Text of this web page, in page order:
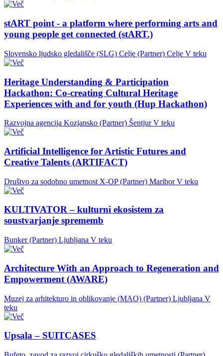
stART point - a platform where performing arts and
young people get connected (stART.)
Slovensko ljudsko gledališče (SLG) Celje (Partner) Celje V teku
Heritage Understanding & Participation
Hackathon: Co-creating Cultural Heritage
Experiences with and for youth (Hup Hackathon)
Razvojna agencija Kozjansko (Partner) Šentjur V teku
Artificial Intelligence for Artistic Futures and
Creative Talents (ARTIFACT)
Društvo za sodobno umetnost X-OP (Partner) Maribor V teku
KULTIVATOR – kulturni ekosistem za
soustvarjanje sprememb
Bunker (Partner) Ljubljana V teku
Architecture With an Approach to Regeneration and
Empowerment (AWARE)
Muzej za arhitekturo in oblikovanje (MAO) (Partner) Ljubljana V
teku
Upsala – SUITCASES